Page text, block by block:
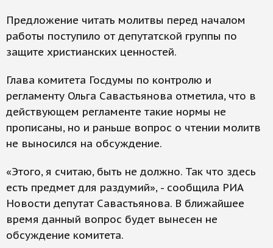
Предложение читать молитвы перед началом
работы поступило от депутатской группы по
защите христианских ценностей.
Глава комитета Госдумы по контролю и
регламенту Ольга Савастьянова отметила, что в
действующем регламенте такие нормы не
прописаны, но и раньше вопрос о чтении молитв
не выносился на обсуждение.
«Этого, я считаю, быть не должно. Так что здесь
есть предмет для раздумий», - сообщила РИА
Новости депутат Савастьянова. В ближайшее
время данный вопрос будет вынесен не
обсуждение комитета.